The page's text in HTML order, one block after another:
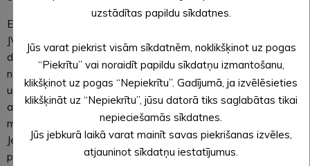
Edgars Cīrulis – komponists, pianists, aranžētājs. Studējis
JVLMA un Olborgas Karaliskajā mūzikas akadēmijā. Darbojas
džeza un laikmetīgās mūzikas žanros. Sadarbībā ar mūziķiem
no Latvijas, Dānijas, Itālijas un ASV izlaidis pasaku grāmatu
un disku “Aisma”. 2016. g. iznācis ansambļa “Ainavisti”
albums “–”. Darbojas “Equanimity Trio”. Uzstājies kopā ar
mūziķiem: Marks Dresers, Julia Silvera, Mariuss Ungureanu,
Jespers Lovdals, Roks Zubovs, Ahto Abners un citi. Piedalījies
projektos Kenneth Dahl Knudsen’s Orchestra, UNIT,
uzstādītas papildu sīkdatnes.
Jūs varat piekrist visām sīkdatnēm, noklikšķinot uz pogas
“Piekrītu” vai noraidīt papildu sīkdatņu izmantošanu,
klikšķinot uz pogas “Nepiekrītu”. Gadījumā, ja izvēlēsieties
klikšķināt uz “Nepiekrītu”, jūsu datorā tiks saglabātas tikai
nepieciešamās sīkdatnes.
Jūs jebkurā laikā varat mainīt savas piekrišanas izvēles,
atjauninot sīkdatņu iestatījumus.